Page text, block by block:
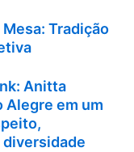
Mesa: Tradição
Anitta
em um